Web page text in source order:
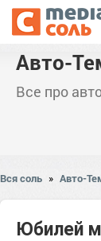
Авто-
Все про
Вся соль » Авто-
Юбилей